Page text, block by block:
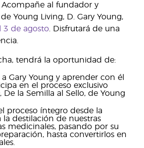
Acompañe al fundador y
Young Living, D. Gary Young,
3 de agosto . Disfrutará de una
tendrá la oportunidad de:
Gary Young y aprender con él
en el proceso exclusivo
De la Semilla al Sello, de Young
proceso íntegro desde la
la destilación de nuestras
medicinales, pasando por su
hasta convertirlos en